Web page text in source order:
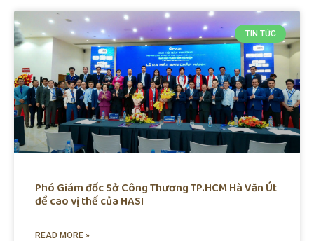
TIN TỨC
Phó Giám đốc Sở Công Thương TP.HCM Hà Văn Út
đề cao vị thế của HASI
READ MORE »